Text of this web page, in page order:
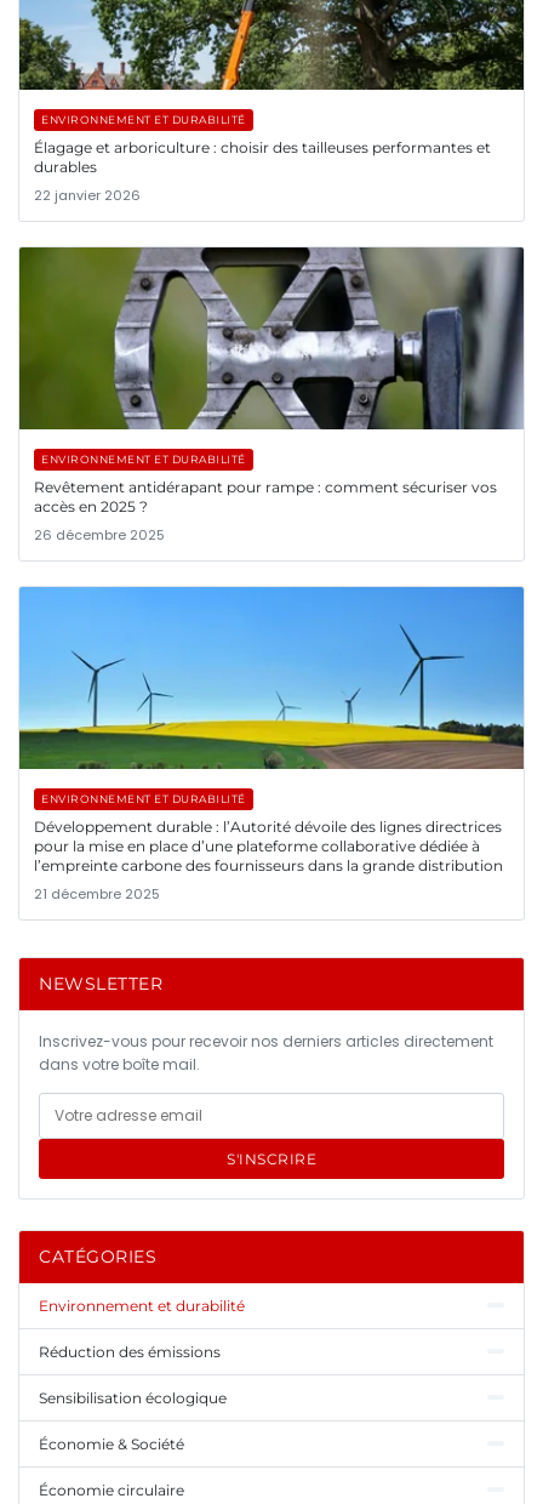
ENVIRONNEMENT ET DURABILITÉ
Élagage et arboriculture : choisir des tailleuses performantes et
durables
22 janvier 2026
ENVIRONNEMENT ET DURABILITÉ
Revêtement antidérapant pour rampe : comment sécuriser vos
accès en 2025 ?
26 décembre 2025
ENVIRONNEMENT ET DURABILITÉ
Développement durable : l’Autorité dévoile des lignes directrices
pour la mise en place d’une plateforme collaborative dédiée à
l’empreinte carbone des fournisseurs dans la grande distribution
21 décembre 2025
NEWSLETTER
Inscrivez-vous pour recevoir nos derniers articles directement
dans votre boîte mail.
S'INSCRIRE
CATÉGORIES
Environnement et durabilité
Réduction des émissions
Sensibilisation écologique
Économie & Société
Économie circulaire